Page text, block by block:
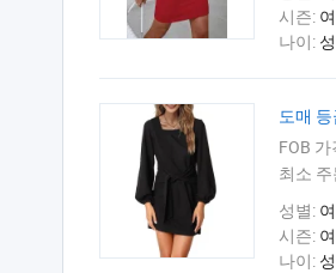
시즌:
나이:
도매
FOB 가
최소
성별:
시즌:
나이: